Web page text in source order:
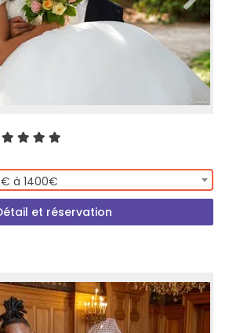
à 1400€
et réservation